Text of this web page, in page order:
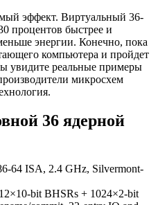
эффект. Виртуальный 36-
процентов быстрее и
энергии. Конечно, пока
компьютера и пройдет
увидите реальные примеры
микросхем
36 ядерной
64 ISA, 2.4 GHz, Silvermont-
bit BHSRs + 1024×2-bit